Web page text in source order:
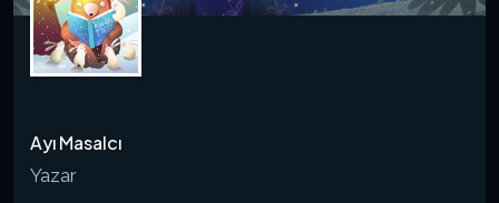
Ayı Masalcı
Yazar